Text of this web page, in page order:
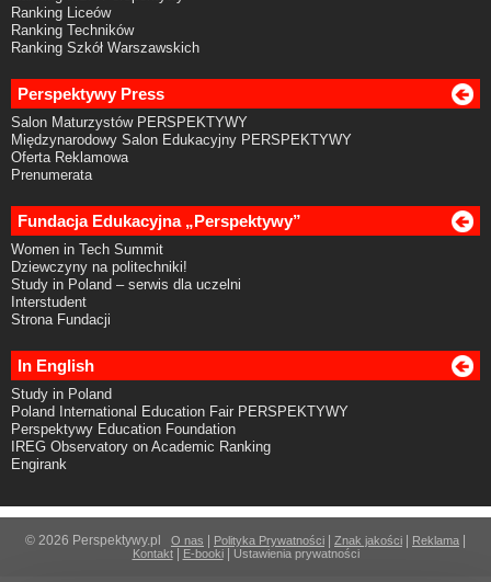
Ranking Liceów
Ranking Techników
Ranking Szkół Warszawskich
Perspektywy Press
Salon Maturzystów PERSPEKTYWY
Międzynarodowy Salon Edukacyjny PERSPEKTYWY
Oferta Reklamowa
Prenumerata
Fundacja Edukacyjna „Perspektywy”
Women in Tech Summit
Dziewczyny na politechniki!
Study in Poland – serwis dla uczelni
Interstudent
Strona Fundacji
In English
Study in Poland
Poland International Education Fair PERSPEKTYWY
Perspektywy Education Foundation
IREG Observatory on Academic Ranking
Engirank
© 2026 Perspektywy.pl O nas Polityka Prywatności Znak jakości Reklama
Kontakt| E-booki| Ustawienia prywatności